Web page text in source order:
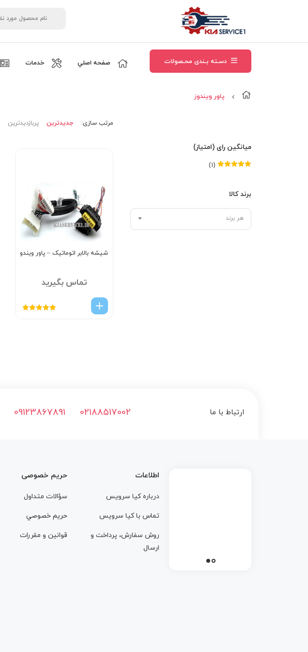
دسـته بـندی محـصولات صفحه اصلي خدمات
پاور ويندوز
میانگین رای (امتیاز)
(1)
برند کالا
هر برند
مرتب‌ سازی: جدیدترین پربازدیدترین
شیشه بالابر اتوماتیک – پاور ویندو
تماس بگیرید
ارتباط با ما 09123867891 02188517002
اطلاعات
درباره کيا سرويس
تماس با کيا سرويس
روش سفارش، پرداخت و
ارسال
حریم خصوصی
سؤالات متداول
حريم خصوصي
قوانين و مقررات